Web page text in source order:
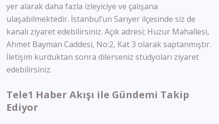
yer alarak daha fazla izleyiciye ve çalışana
ulaşabilmektedir. İstanbul’un Sarıyer ilçesinde siz de
kanalı ziyaret edebilirsiniz. Açık adresi; Huzur Mahallesi,
Ahmet Bayman Caddesi, No:2, Kat 3 olarak saptanmıştır.
İletişim kurduktan sonra dilerseniz stüdyoları ziyaret
edebilirsiniz.
Tele1 Haber Akışı ile Gündemi Takip
Ediyor